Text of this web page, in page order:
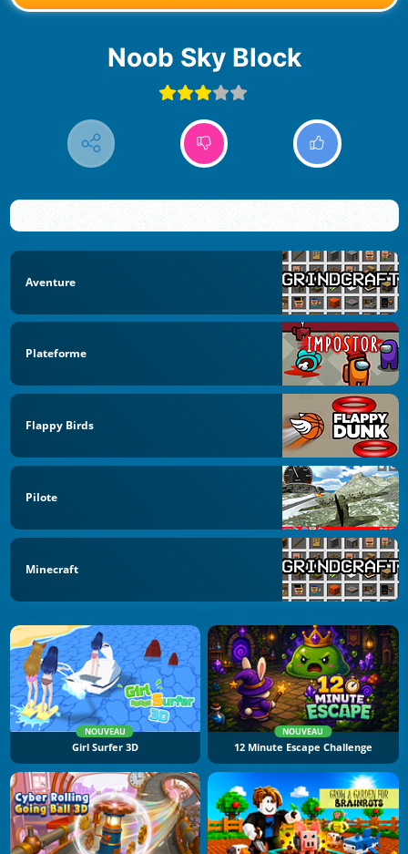
Noob Sky Block
Aventure
Plateforme
Flappy Birds
Pilote
Minecraft
NOUVEAU
Girl Surfer 3D
NOUVEAU
12 Minute Escape Challenge